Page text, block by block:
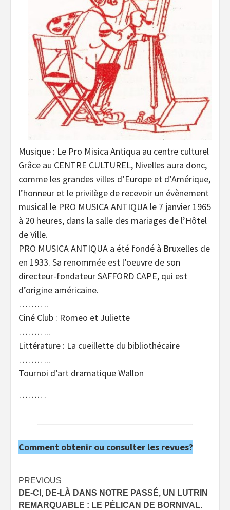
Musique : Le Pro Misica Antiqua au centre culturel
Grâce au CENTRE CULTUREL, Nivelles aura donc,
comme les grandes villes d’Europe et d’Amérique,
l’honneur et le privilège de recevoir un évènement
musical le PRO MUSICA ANTIQUA le 7 janvier 1965
à 20 heures, dans la salle des mariages de l’Hôtel
de Ville.
PRO MUSICA ANTIQUA a été fondé à Bruxelles de
en 1933. Sa renommée est l’oeuvre de son
directeur-fondateur SAFFORD CAPE, qui est
d’origine américaine.
……….
Ciné Club : Romeo et Juliette
………..
Littérature : La cueillette du bibliothécaire
………..
Tournoi d’art dramatique Wallon
………
Comment obtenir ou consulter les revues?
Post
navigation
PREVIOUS
DE-CI, DE-LÀ DANS NOTRE PASSÉ, UN LUTRIN
REMARQUABLE : LE PÉLICAN DE BORNIVAL.